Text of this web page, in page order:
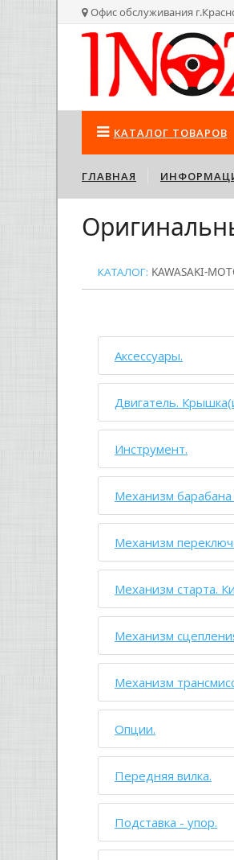
Офис обслуживания
КАТАЛОГ ТОВАРОВ
ГЛАВНАЯ
КАТАЛОГ: KAWASAKI-
Аксессуары.
Двигатель.
Инструмент.
Механизм
Механизм
Механизм старта.
Механизм
Механизм
Опции.
Передняя вилка.
Подставка - упор.